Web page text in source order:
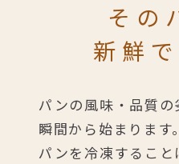
その
新鮮
パンの風味・品質
瞬間から始まります。
パンを冷凍すること